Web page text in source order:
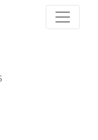
materia